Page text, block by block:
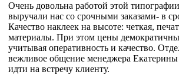
Очень довольна работой этой
выручали нас со срочными заказами- в
Качество наклеек на высоте: четкая,
материалы. При этом цены
учитывая оперативность и качество.
вежливое общение менеджера Екатерины
идти на встречу клиенту.